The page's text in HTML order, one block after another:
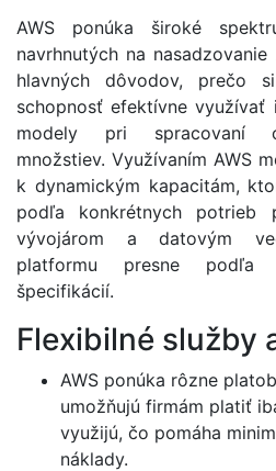
AWS ponúka široké
navrhnutých na
hlavných dôvodov, prečo
schopnosť efektívne využívať
modely pri spracovaní
množstiev. Využívaním AWS
k dynamickým kapacitám,
podľa konkrétnych potrieb
vývojárom a datovým
platformu presne podľa
špecifikácií.
Flexibilné služby
AWS ponúka rôzne
umožňujú firmám platiť
využijú, čo pomáha
náklady.